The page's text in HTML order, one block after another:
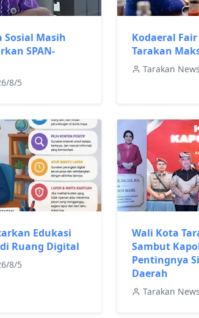
Sosial Masih
SPAN-
8/5
Kodaeral
Tarakan
Tarakan News
Edukasi
Ruang Digital
8/5
Wali Kota
Sambut
Pentingnya
Daerah
Tarakan News